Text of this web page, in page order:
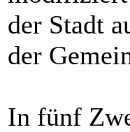
der Stadt
der
In fünf